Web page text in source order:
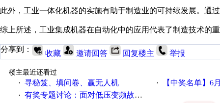
此外，工业一体化机器的实施有助于制造业的可持续发展。通
综上所述，工业集成机器在自动化中的应用代表了制造技术的
分享到： 收藏 邀请回答 回复楼主 举报
楼主最近还看过
· 寻秘笈、填问卷、赢无人机 · 【中奖名单】6月
· 有奖专题讨论：面对低压变频故障，老手是这样解决的！